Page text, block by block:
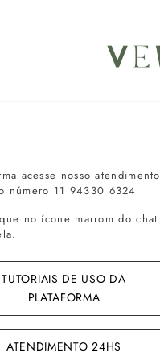
acesse nosso atendimento
número 11 94330 6324
no ícone marrom do chat
TUTORIAIS DE USO DA
PLATAFORMA
ATENDIMENTO 24HS